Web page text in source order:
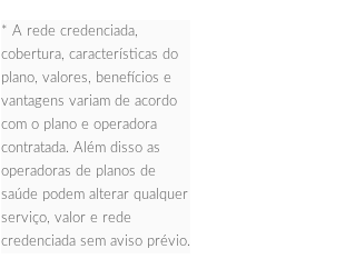
* A rede credenciada,
cobertura, características do
plano, valores, benefícios e
vantagens variam de acordo
com o plano e operadora
contratada. Além disso as
operadoras de planos de
saúde podem alterar qualquer
serviço, valor e rede
credenciada sem aviso prévio.